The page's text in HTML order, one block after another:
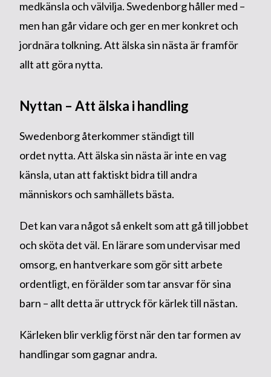
medkänsla och välvilja. Swedenborg håller med –
men han går vidare och ger en mer konkret och
jordnära tolkning. Att älska sin nästa är framför
allt att göra nytta.
Nyttan – Att älska i handling
Swedenborg återkommer ständigt till
ordet nytta. Att älska sin nästa är inte en vag
känsla, utan att faktiskt bidra till andra
människors och samhällets bästa.
Det kan vara något så enkelt som att gå till jobbet
och sköta det väl. En lärare som undervisar med
omsorg, en hantverkare som gör sitt arbete
ordentligt, en förälder som tar ansvar för sina
barn – allt detta är uttryck för kärlek till nästan.
Kärleken blir verklig först när den tar formen av
handlingar som gagnar andra.